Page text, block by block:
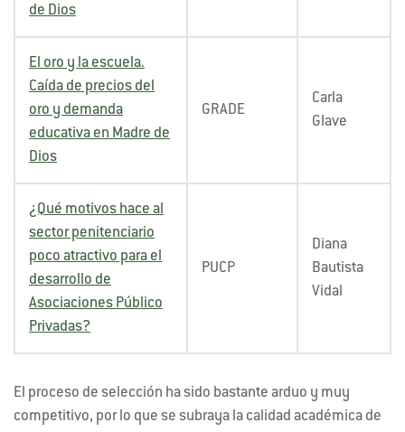
de Dios
El oro y la escuela.
Caída de precios del
oro y demanda
educativa en Madre de
Dios
GRADE
Carla
Glave
¿Qué motivos hace al
sector penitenciario
poco atractivo para el
desarrollo de
Asociaciones Público
Privadas?
PUCP
Diana
Bautista
Vidal
El proceso de selección ha sido bastante arduo y muy
competitivo, por lo que se subraya la calidad académica de